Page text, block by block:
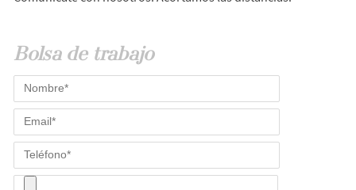
Bolsa de trabajo